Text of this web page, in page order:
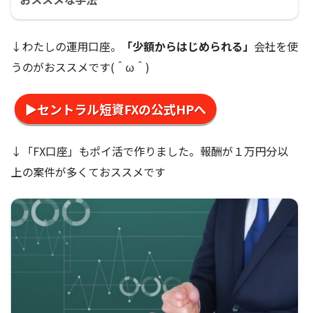
↓わたしの運用口座。 「少額からはじめられる」 会社を使
うのがおススメです(＾ω＾)
▶セントラル短資FXの公式HPへ
↓「FX口座」もポイ活で作りました。報酬が１万円分以
上の案件が多くておススメです